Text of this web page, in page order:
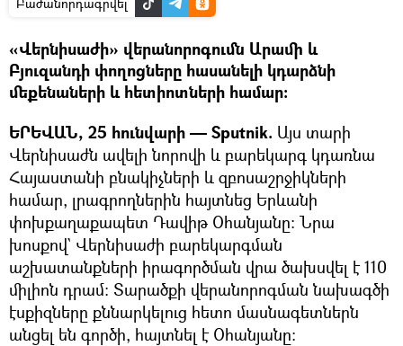
«Վերնիսաժի» վերանորոգումն Արամի և
Բյուզանդի փողոցները հասանելի կդարձնի
մեքենաների և հետիոտների համար։
ԵՐԵՎԱՆ, 25 հունվարի — Sputnik. Այս տարի
Վերնիսաժն ավելի նորովի և բարեկարգ կդառնա
Հայաստանի բնակիչների և զբոսաշրջիկների
համար, լրագրողներին հայտնեց Երևանի
փոխքաղաքապետ Դավիթ Օհանյանը։ Նրա
խոսքով` Վերնիսաժի բարեկարգման
աշխատանքների իրագործման վրա ծախսվել է 110
միլիոն դրամ։ Տարածքի վերանորոգման նախագծի
էսքիզները քննարկելուց հետո մասնագետներն
անցել են գործի, հայտնել է Օհանյանը։